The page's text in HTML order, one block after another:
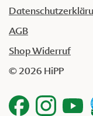
AGB
Shop Widerruf
© 2026 HiPP